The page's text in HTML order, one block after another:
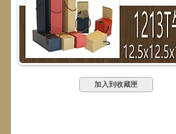
加入到收藏匣